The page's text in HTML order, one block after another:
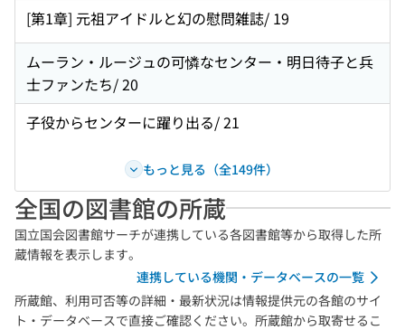
[第1章] 元祖アイドルと幻の慰問雑誌/ 19
ムーラン・ルージュの可憐なセンター・明日待子と兵
士ファンたち/ 20
子役からセンターに躍り出る/ 21
もっと見る（全149件）
全国の図書館の所蔵
国立国会図書館サーチが連携している各図書館等から取得した所
蔵情報を表示します。
連携している機関・データベースの一覧
所蔵館、利用可否等の詳細・最新状況は情報提供元の各館のサイ
ト・データベースで直接ご確認ください。所蔵館から取寄せるこ